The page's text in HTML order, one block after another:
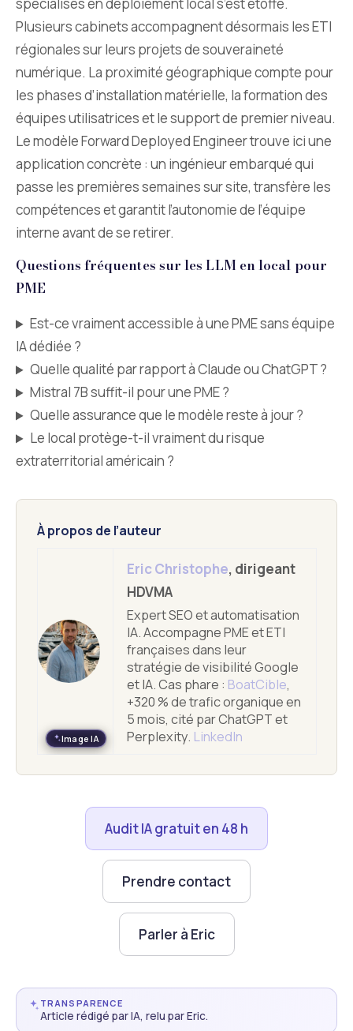
Plusieurs cabinets accompagnent désormais les ETI
régionales sur leurs projets de souveraineté
numérique. La proximité géographique compte pour
les phases d’installation matérielle, la formation des
équipes utilisatrices et le support de premier niveau.
Le modèle Forward Deployed Engineer trouve ici une
application concrète : un ingénieur embarqué qui
passe les premières semaines sur site, transfère les
compétences et garantit l’autonomie de l’équipe
interne avant de se retirer.
Questions fréquentes sur les LLM en local pour
PME
Est-ce vraiment accessible à une PME sans équipe
IA dédiée ?
Quelle qualité par rapport à Claude ou ChatGPT ?
Mistral 7B suffit-il pour une PME ?
Quelle assurance que le modèle reste à jour ?
Le local protège-t-il vraiment du risque
extraterritorial américain ?
À propos de l’auteur
Image IA
Eric Christophe, dirigeant
HDVMA
Expert SEO et automatisation
IA. Accompagne PME et ETI
françaises dans leur
stratégie de visibilité Google
et IA. Cas phare : BoatCible,
+320 % de trafic organique en
5 mois, cité par ChatGPT et
Perplexity. LinkedIn
Audit IA gratuit en 48 h
Prendre contact
Parler à Eric
TRANSPARENCE
Article rédigé par IA, relu par Eric.